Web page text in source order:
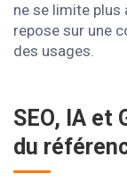
ne se limite plus
repose sur une
des usages.
SEO, IA et
du